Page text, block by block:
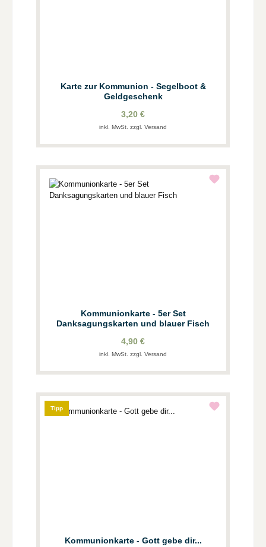
Karte zur Kommunion - Segelboot &
Geldgeschenk
3,20 €
inkl. MwSt. zzgl. Versand
Kommunionkarte - 5er Set
Danksagungskarten und blauer Fisch
4,90 €
inkl. MwSt. zzgl. Versand
Tipp
Kommunionkarte - Gott gebe dir...